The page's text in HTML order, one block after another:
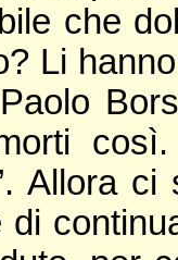
che
Li
Allora
di